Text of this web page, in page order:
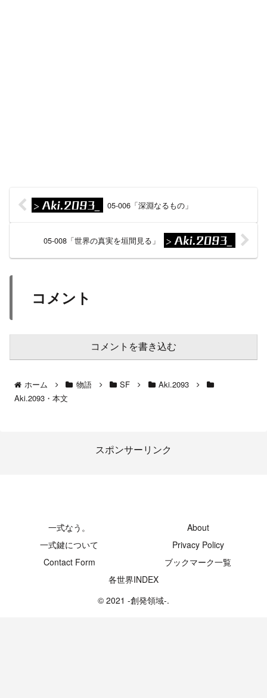
05-006「深淵なるもの」
05-008「世界の真実を垣間見る」
コメント
コメントを書き込む
ホーム 物語 SF
Aki.2093
Aki.2093・本文
スポンサーリンク
一式なう。
About
一式鍵について
Privacy Policy
Contact Form
ブックマーク一覧
各世界INDEX
© 2021 -創発領域-.